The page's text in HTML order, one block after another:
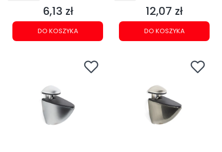
Cena
6,13 zł
DO KOSZYKA
Cena
12,07 zł
DO KOSZYKA